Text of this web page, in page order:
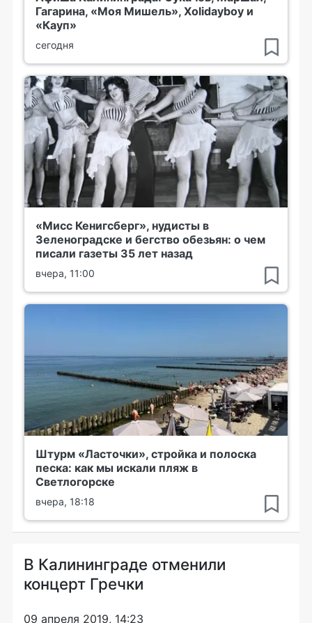
Гагарина, «Моя Мишель», Xolidayboy и
«Кауп»
сегодня
«Мисс Кенигсберг», нудисты в
Зеленоградске и бегство обезьян: о чем
писали газеты 35 лет назад
вчера, 11:00
Штурм «Ласточки», стройка и полоска
песка: как мы искали пляж в
Светлогорске
вчера, 18:18
В Калининграде отменили
концерт Гречки
09 апреля 2019, 14:23